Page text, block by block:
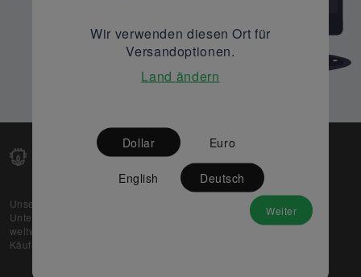
Unsere Web-Plattform unterstützt OEM- und EMS-
Unternehmen dabei, ihre überschüssigen Lagerbestände
weltweit zu verkaufen und gleichzeitig den potenziellen
Käufern beste Preise und Qualität zu bieten.
Partner
Wir verwenden diesen Ort für
Versandoptionen.
Land ändern
Dollar Euro
English Deutsch
Weiter